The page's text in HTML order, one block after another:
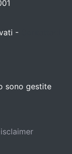
-
sono gestite